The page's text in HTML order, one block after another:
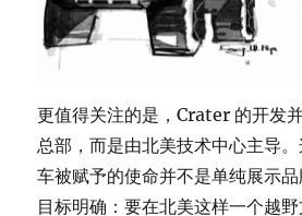
更值得关注的是，Crater 的开发
总部，而是由北美技术中心主导
车被赋予的使命并不是单纯展示
目标明确：要在北美这样一个越